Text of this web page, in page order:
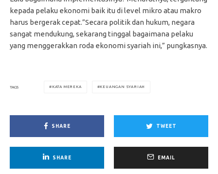
kepada pelaku ekonomi baik itu di level mikro atau makro
harus bergerak cepat.”Secara politik dan hukum, negara
sangat mendukung, sekarang tinggal bagaimana pelaku
yang menggerakkan roda ekonomi syariah ini,” pungkasnya.
TAGS KATA MEREKA KEUANGAN SYARIAH
SHARE TWEET
SHARE EMAIL